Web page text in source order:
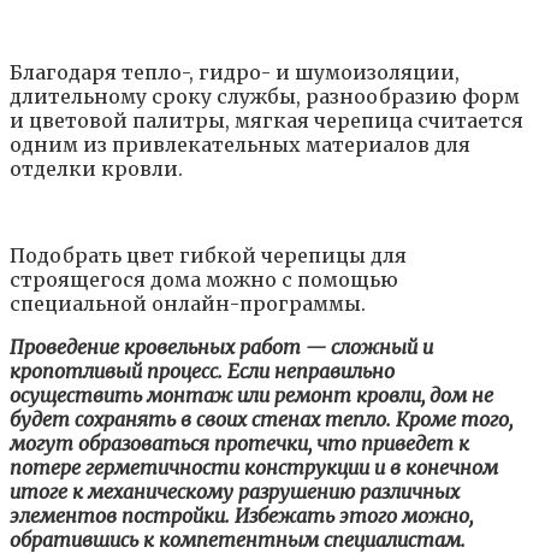
Благодаря тепло-, гидро- и шумоизоляции,
длительному сроку службы, разнообразию форм
и цветовой палитры, мягкая черепица считается
одним из привлекательных материалов для
отделки кровли.
Подобрать цвет гибкой черепицы для
строящегося дома можно с помощью
специальной онлайн-программы.
Проведение кровельных работ — сложный и
кропотливый процесс. Если неправильно
осуществить монтаж или ремонт кровли, дом не
будет сохранять в своих стенах тепло. Кроме того,
могут образоваться протечки, что приведет к
потере герметичности конструкции и в конечном
итоге к механическому разрушению различных
элементов постройки. Избежать этого можно,
обратившись к компетентным специалистам.